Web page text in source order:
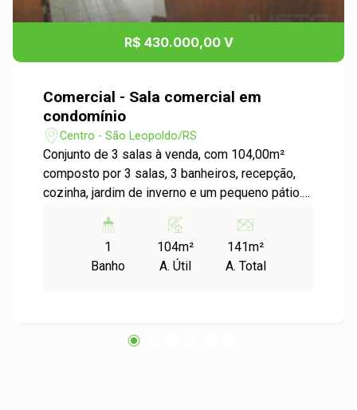
R$ 430.000,00 V
Comercial - Sala comercial em
condomínio
Centro - São Leopoldo/RS
Conjunto de 3 salas à venda, com 104,00m²
composto por 3 salas, 3 banheiros, recepção,
cozinha, jardim de inverno e um pequeno pátio.
escritórios, consultórios, escolas. Agende já sua
visita com um dos nossos corretores e venha
1
Banho
104m²
A. Útil
141m²
A. Total